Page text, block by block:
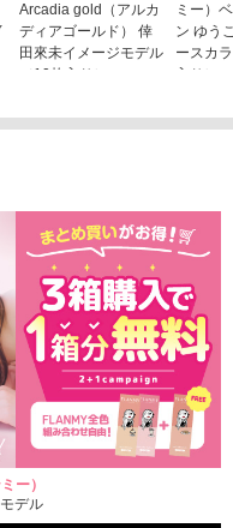
Arcadia gold（アルカ
ディアゴールド） 倖
田來未イメージモデル
（10枚入り）
ミー）
ン ゆう
ースカ
入り）
ー）
デル